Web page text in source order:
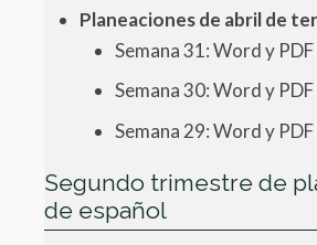
Planeaciones de abril de
Semana 31: Word y PDF
Semana 30: Word y PDF
Semana 29: Word y PDF
Segundo trimestre de
de español